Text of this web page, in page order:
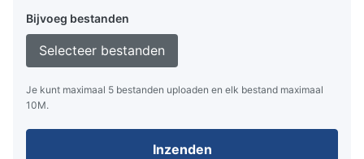
Bijvoeg bestanden
Selecteer bestanden
Je kunt maximaal 5 bestanden uploaden en elk bestand maximaal
10M.
Inzenden